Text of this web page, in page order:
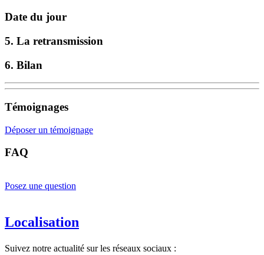
Date du jour
5. La retransmission
6. Bilan
Témoignages
Déposer un témoignage
FAQ
Posez une question
Localisation
Suivez notre actualité sur les réseaux sociaux :